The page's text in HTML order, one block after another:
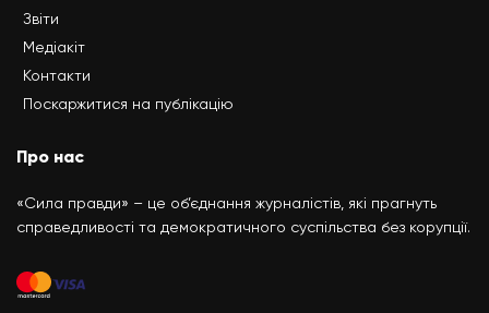
Звіти
Медіакіт
Контакти
Поскаржитися на публікацію
Про нас
«Сила правди» – це об’єднання журналістів, які прагнуть
справедливості та демократичного суспільства без корупції.